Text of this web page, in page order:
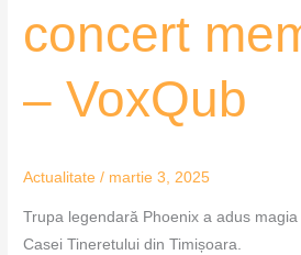
concert
– VoxQub
Actualitate / martie 3, 2025
Trupa legendară Phoenix a adus
Casei Tineretului din Timișoara.